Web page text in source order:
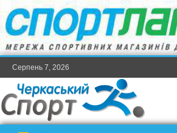
Серпень 7, 2026